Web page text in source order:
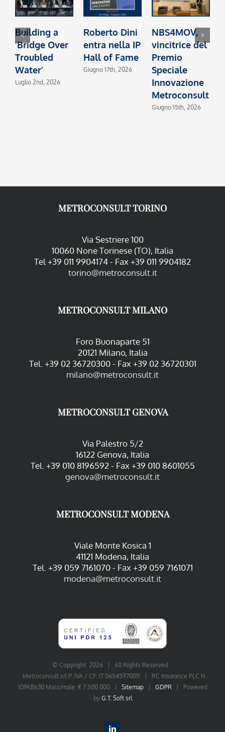
Building a
‘Bridge Over
Troubled
Water’
Luglio 2nd, 2026
Roberto Dini
entra nella IP
Hall of Fame
Giugno 17th, 2026
NBS4MOV,
vincitrice del
Premio
Speciale
Innovazione
Metroconsult
Giugno 15th, 2026
METROCONSULT TORINO
Via Sestriere 100
10060 None Torinese (TO), Italia
Tel +39 011 9904174 - Fax +39 011 9904182
torino@metroconsult.it
METROCONSULT MILANO
Foro Buonaparte 51
20121 Milano, Italia
Tel. +39 02 36720300 - Fax +39 02 36720301
milano@metroconsult.it
METROCONSULT GENOVA
Via Palestro 5/2
16122 Genova, Italia
Tel. +39 010 8196592 - Fax +39 010 8601055
genova@metroconsult.it
METROCONSULT MODENA
Viale Monte Kosica 1
41121 Modena, Italia
Tel. +39 059 7161070 - Fax +39 059 7161071
modena@metroconsult.it
© Copyright 2026 | All Rights Reserved
Metroconsult srl P. IVA / CF: IT 06545970011 | RC Insurance PLC N.
109K8630 Massimale: € 7.500.000 | Sitemap| GDPR | Powered
by G.T. Soft srl
LinkedIn